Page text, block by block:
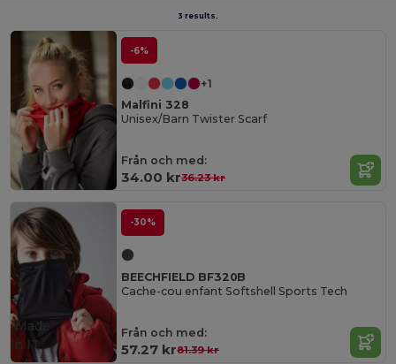
3 results.
-6%
+1
Malfini 328
Unisex/Barn Twister Scarf
Från och med:
34.00 kr36.23 kr
-30%
BEECHFIELD BF320B
Cache-cou enfant Softshell Sports Tech
Från och med:
57.27 kr81.39 kr
Made
in IT